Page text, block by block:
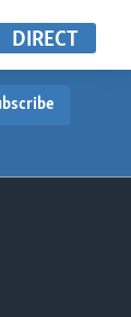
DIRECT